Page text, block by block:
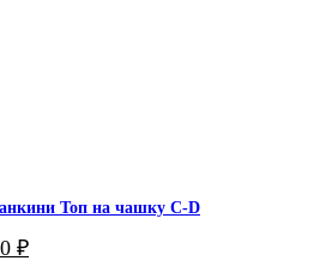
Топ на чашку С-D
₽Текущая
цена: